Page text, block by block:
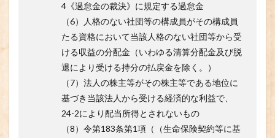
4《過怠金の裁決》に規定する過怠金
（6）人格のない社団等の構成員がその構成員
たる資格において当該人格のない社団等から受
ける収益の分配金（いわゆる清算分配金及び脱
退により受ける持分の払戻金を除く。）
（7）法人の株主等がその株主等である地位に
基づき当該法人から受ける経済的な利益で、
24-2により配当所得とされないもの
（8）令第183条第1項（（生命保険契約等に基